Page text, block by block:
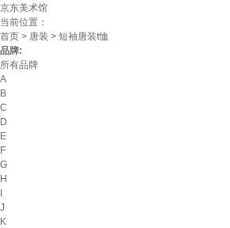
京东美术馆
当前位置：
首页 > 唐装 > 短袖唐装t恤
品牌:
所有品牌
A
B
C
D
E
F
G
H
J
K